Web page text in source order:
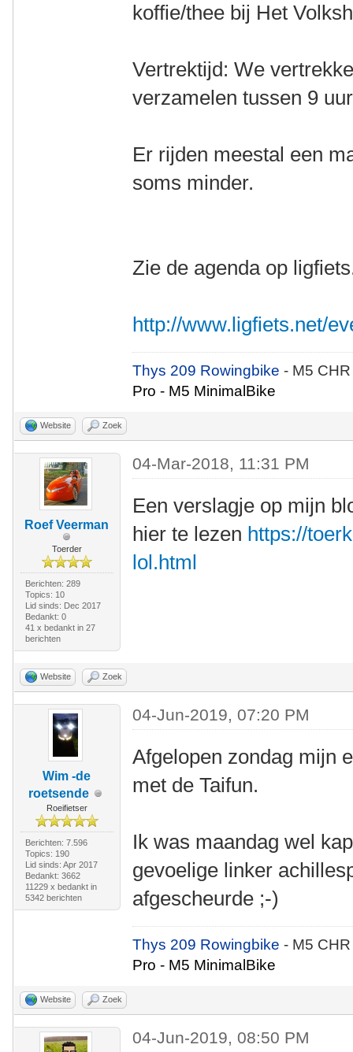
koffie/thee bij Het
Vertrektijd: We
verzamelen tussen 9
Er rijden meestal een
soms minder.
Zie de agenda op
http://www.ligfiets.net/
Thys 209 Rowingbike- M5
Pro - M5 MinimalBike
Website Zoek
Roef Veerman
Toerder
Berichten: 289
Topics: 10
Lid sinds: Dec 2017
Bedankt: 0
41 x bedankt in 27
berichten
04-Mar-2018, 11:31 PM
Een verslagje op mijn
hier te lezen https://
lol.html
Website Zoek
Wim -de
roetsende
Roeifietser
Berichten: 7.596
Topics: 190
Lid sinds: Apr 2017
Bedankt: 3662
11229 x bedankt in
5342 berichten
04-Jun-2019, 07:20 PM
Afgelopen zondag mijn
met de Taifun.
Ik was maandag wel
gevoelige linker
afgescheurde ;-)
Thys 209 Rowingbike- M5
Pro - M5 MinimalBike
Website Zoek
04-Jun-2019, 08:50 PM